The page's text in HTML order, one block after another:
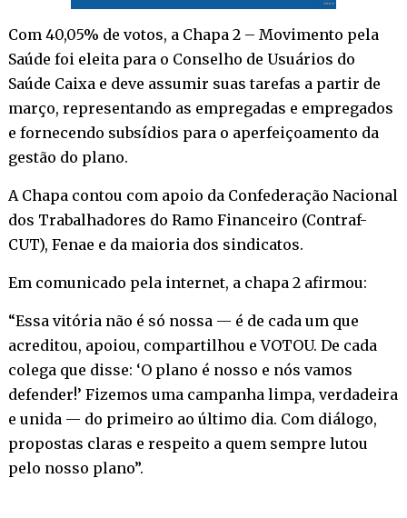
Com 40,05% de votos, a Chapa 2 – Movimento pela
Saúde foi eleita para o Conselho de Usuários do
Saúde Caixa e deve assumir suas tarefas a partir de
março, representando as empregadas e empregados
e fornecendo subsídios para o aperfeiçoamento da
gestão do plano.
A Chapa contou com apoio da Confederação Nacional
dos Trabalhadores do Ramo Financeiro (Contraf-
CUT), Fenae e da maioria dos sindicatos.
Em comunicado pela internet, a chapa 2 afirmou:
“Essa vitória não é só nossa — é de cada um que
acreditou, apoiou, compartilhou e VOTOU. De cada
colega que disse: ‘O plano é nosso e nós vamos
defender!’ Fizemos uma campanha limpa, verdadeira
e unida — do primeiro ao último dia. Com diálogo,
propostas claras e respeito a quem sempre lutou
pelo nosso plano”.